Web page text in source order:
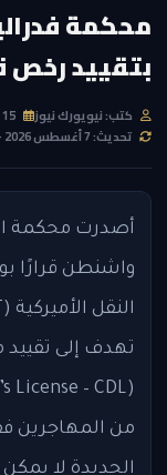
محكمة
بتقييد رخص
كتب: نيويورك نيوز
تحديث: 7 أغسطس 2026 — 11:07 PM
أصدرت محكمة
واشنطن قرارًا
تهدف إلى تقييد
من المهاجرين
الجديدة لا